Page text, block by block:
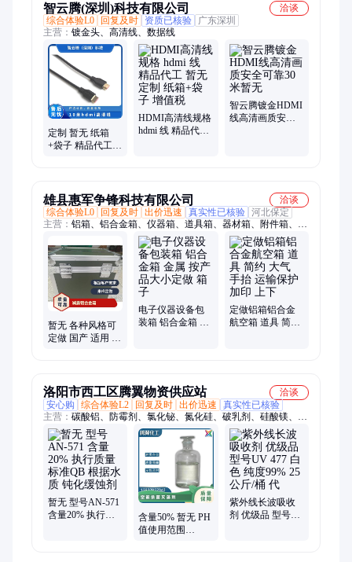
智云腾(深圳)科技有限公司
洽谈
综合体验L0
回复及时 资质已核验
广东深圳
主营： 镀金头、高清线、数据线
定制 暂无 纸箱
+袋子 精品代工
HDMI高清线规格
hdmi 线 精品代工
智云腾镀金HDMI
线高清画质安全
雄县惠军争锋科技有限公司
洽谈
综合体验L0
回复及时 出价迅速 真实性已核验 河北保定
主营： 铝箱、铝合金箱、仪器箱、道具箱、器材箱、附件箱、收
纳箱、航空箱、工具箱、电子仪表箱、实验仪器包装箱、消防器
材箱、指挥作业箱、侦查作业箱、勘测仪器包装箱、仪器仪表
箱、乐器包装箱、舞台道具箱、服装道具箱、运输储备箱、通讯
设备箱、五金工具箱、铝合金航空箱、产品展示箱、物资器材箱
暂无 各种风格可
定做 国产 适用 仪
电子仪器设备包
装箱 铝合金箱 金
定做铝箱铝合金
航空箱 道具 简约
洛阳市西工区腾翼物资供应站
洽谈
安心购
综合体验L2 回复及时 出价迅速
真实性已核验
主营： 碳酸铝、防霉剂、氯化铋、氮化硅、破乳剂、硅酸镁、磷
酸铝、化学试剂、抗静电剂、乙酸乙酯、氢氧化镁、焦磷酸钠、
干燥通风、次磷酸镁、氯化氢乙醇、氯化氢甲醇、聚丙烯酸钾、
闪点提高剂、柴油降凝剂、硫代硫酸铵、聚丙烯酰胺、多聚磷酸
钠、25公斤纸板桶、硫代乙醇酸钠、高分子絮凝剂
暂无 型号AN-571
含量20% 执行质
含量50% 暂无 PH
值使用范围
紫外线长波吸收
剂 优级品 型号